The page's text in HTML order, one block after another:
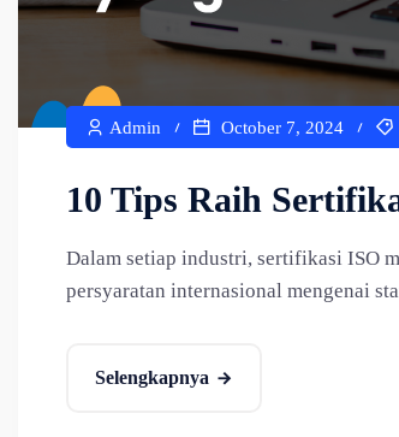
Admin October 7, 2024
10 Tips Raih
Dalam setiap industri, sertifikasi ISO
persyaratan internasional mengenai
Selengkapnya